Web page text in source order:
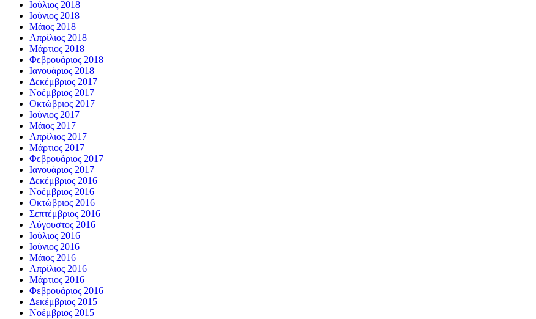
Ιούλιος 2018
Ιούνιος 2018
Μάιος 2018
Απρίλιος 2018
Μάρτιος 2018
Φεβρουάριος 2018
Ιανουάριος 2018
Δεκέμβριος 2017
Νοέμβριος 2017
Οκτώβριος 2017
Ιούνιος 2017
Μάιος 2017
Απρίλιος 2017
Μάρτιος 2017
Φεβρουάριος 2017
Ιανουάριος 2017
Δεκέμβριος 2016
Νοέμβριος 2016
Οκτώβριος 2016
Σεπτέμβριος 2016
Αύγουστος 2016
Ιούλιος 2016
Ιούνιος 2016
Μάιος 2016
Απρίλιος 2016
Μάρτιος 2016
Φεβρουάριος 2016
Δεκέμβριος 2015
Νοέμβριος 2015